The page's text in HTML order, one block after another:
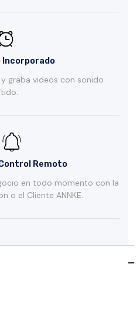
Incorporado
graba videos con sonido
Remoto
en todo momento con la
o el Cliente ANNKE.